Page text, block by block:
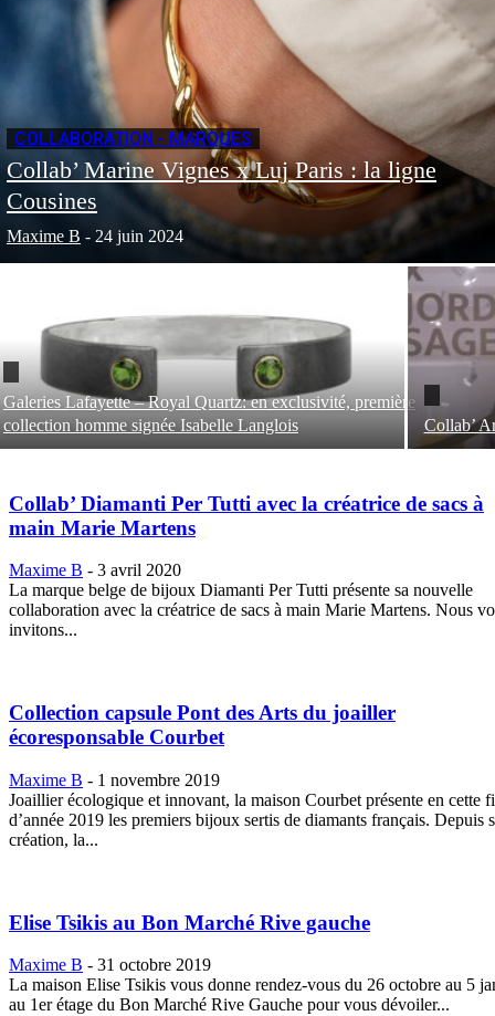
COLLABORATION - MARQUES
Collab’ Marine Vignes x Luj Paris : la ligne
Cousines
Maxime B - 24 juin 2024
Galeries Lafayette – Royal Quartz: en exclusivité, première
collection homme signée Isabelle Langlois
Collab’
Collab’ Diamanti Per Tutti avec la créatrice de sacs à
main Marie Martens
Maxime B - 3 avril 2020
La marque belge de bijoux Diamanti Per Tutti présente sa nouvelle
collaboration avec la créatrice de sacs à main Marie Martens. Nous
invitons...
Collection capsule Pont des Arts du joailler
écoresponsable Courbet
Maxime B - 1 novembre 2019
Joaillier écologique et innovant, la maison Courbet présente en cette
d’année 2019 les premiers bijoux sertis de diamants français. Depuis sa
création, la...
Elise Tsikis au Bon Marché Rive gauche
Maxime B - 31 octobre 2019
La maison Elise Tsikis vous donne rendez-vous du 26 octobre au 5
au 1er étage du Bon Marché Rive Gauche pour vous dévoiler...